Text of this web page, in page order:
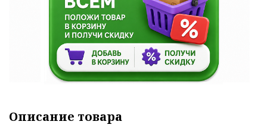
Описание товара